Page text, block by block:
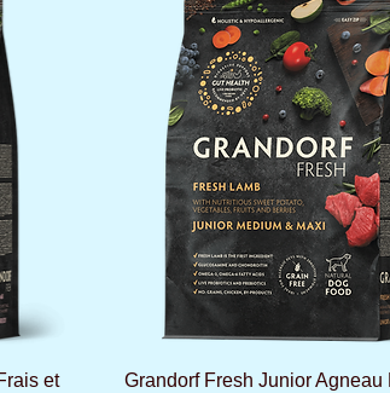
et
Aperçu rapide
Grandorf Fresh Junior Agneau